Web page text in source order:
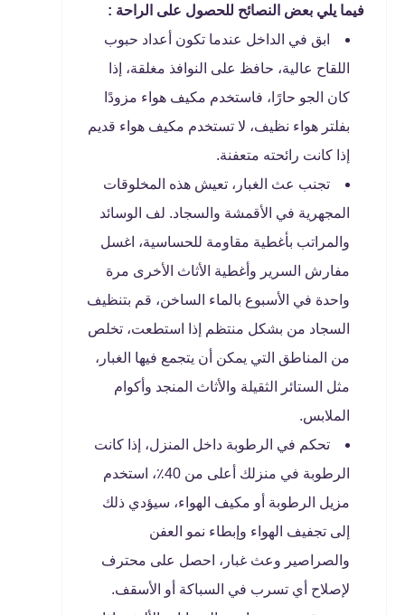
فيما يلي بعض النصائح للحصول على الراحة :
ابق في الداخل عندما تكون أعداد حبوب
اللقاح عالية، حافظ على النوافذ مغلقة، إذا
كان الجو حارًا، فاستخدم مكيف هواء مزودًا
بفلتر هواء نظيف، لا تستخدم مكيف هواء قديم
إذا كانت رائحته متعفنة.
تجنب عث الغبار، تعيش هذه المخلوقات
المجهرية في الأقمشة والسجاد. لف الوسائد
والمراتب بأغطية مقاومة للحساسية، اغسل
مفارش السرير وأغطية الأثاث الأخرى مرة
واحدة في الأسبوع بالماء الساخن، قم بتنظيف
السجاد من بشكل منتظم إذا استطعت، تخلص
من المناطق التي يمكن أن يتجمع فيها الغبار،
مثل الستائر الثقيلة والأثاث المنجد وأكوام
الملابس.
تحكم في الرطوبة داخل المنزل، إذا كانت
الرطوبة في منزلك أعلى من 40٪، استخدم
مزيل الرطوبة أو مكيف الهواء، سيؤدي ذلك
إلى تجفيف الهواء وإبطاء نمو العفن
والصراصير وعث غبار، احصل على محترف
لإصلاح أي تسرب في السباكة أو الأسقف.